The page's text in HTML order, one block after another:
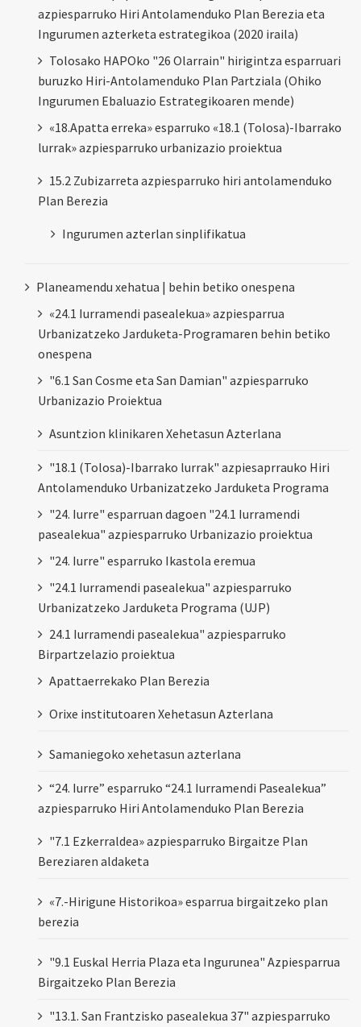
azpiesparruko Hiri Antolamenduko Plan Berezia eta
Ingurumen azterketa estrategikoa (2020 iraila)
Tolosako HAPOko "26 Olarrain" hirigintza esparruari
buruzko Hiri-Antolamenduko Plan Partziala (Ohiko
Ingurumen Ebaluazio Estrategikoaren mende)
«18.Apatta erreka» esparruko «18.1 (Tolosa)-Ibarrako
lurrak» azpiesparruko urbanizazio proiektua
15.2 Zubizarreta azpiesparruko hiri antolamenduko
Plan Berezia
Ingurumen azterlan sinplifikatua
Planeamendu xehatua | behin betiko onespena
«24.1 Iurramendi pasealekua» azpiesparrua
Urbanizatzeko Jarduketa-Programaren behin betiko
onespena
"6.1 San Cosme eta San Damian" azpiesparruko
Urbanizazio Proiektua
Asuntzion klinikaren Xehetasun Azterlana
"18.1 (Tolosa)-Ibarrako lurrak" azpiesaprrauko Hiri
Antolamenduko Urbanizatzeko Jarduketa Programa
"24. Iurre" esparruan dagoen "24.1 Iurramendi
pasealekua" azpiesparruko Urbanizazio proiektua
"24. Iurre" esparruko Ikastola eremua
"24.1 Iurramendi pasealekua" azpiesparruko
Urbanizatzeko Jarduketa Programa (UJP)
24.1 Iurramendi pasealekua" azpiesparruko
Birpartzelazio proiektua
Apattaerrekako Plan Berezia
Orixe institutoaren Xehetasun Azterlana
Samaniegoko xehetasun azterlana
“24. Iurre” esparruko “24.1 Iurramendi Pasealekua”
azpiesparruko Hiri Antolamenduko Plan Berezia
"7.1 Ezkerraldea» azpiesparruko Birgaitze Plan
Bereziaren aldaketa
«7.-Hirigune Historikoa» esparrua birgaitzeko plan
berezia
"9.1 Euskal Herria Plaza eta Ingurunea" Azpiesparrua
Birgaitzeko Plan Berezia
"13.1. San Frantzisko pasealekua 37" azpiesparruko